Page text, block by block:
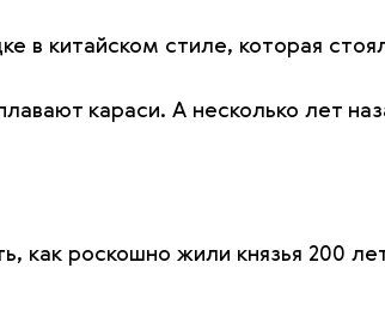
в китайском стиле, которая
караси. А несколько лет
как роскошно жили князья 200